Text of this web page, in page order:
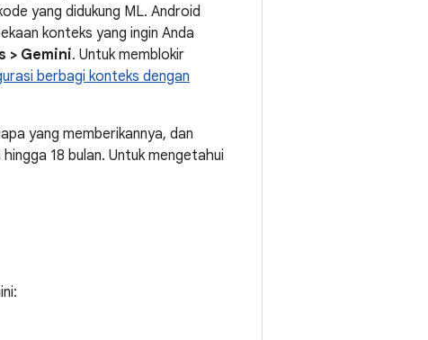
yang didukung ML. Android
konteks yang ingin Anda
> Gemini. Untuk memblokir
berbagi konteks dengan
yang memberikannya, dan
18 bulan. Untuk mengetahui